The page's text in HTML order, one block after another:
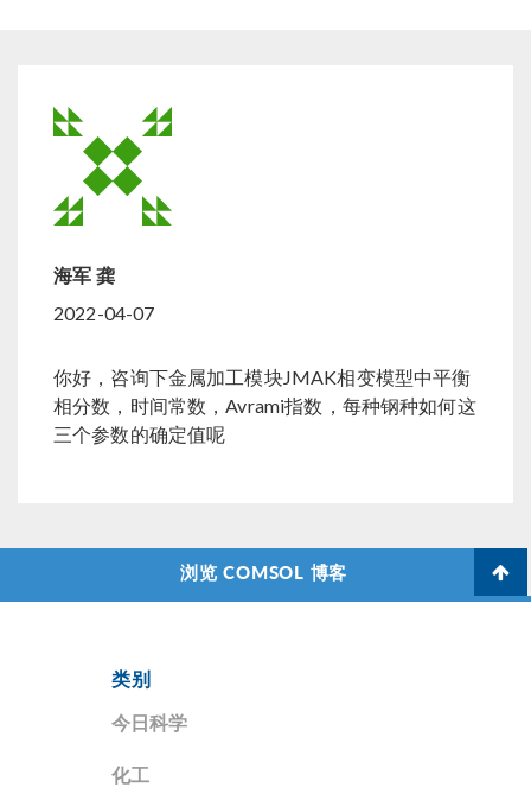
海军 龚
2022-04-07
你好，咨询下金属加工模块JMAK相变模型中平衡
相分数，时间常数，Avrami指数，每种钢种如何这
三个参数的确定值呢
浏览 COMSOL 博客
类别
今日科学
化工